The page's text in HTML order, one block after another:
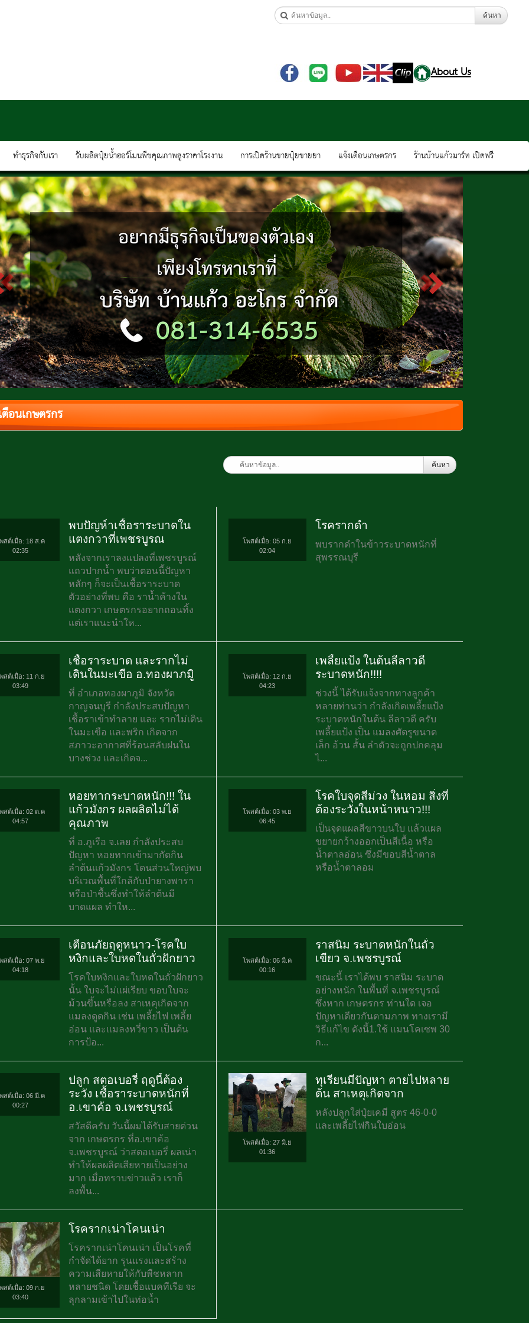
ทำธุรกิจกับเรา รับผลิตปุ๋ยน้ำฮอร์โมนพืชคุณภาพสูงราคาโรงงาน การเปิดร้านขายปุ๋ยขายยา แจ้งเตือนเกษตรกร ร้านบ้านแก้วมาร์ท เปิดฟรี
ค้นหา
About Us
ตือนเกษตรกร
ค้นหา
สต์เมื่อ: 18 ส.ค
02:35
พบปัญห์าเชื้อราระบาดใน
แตงกวาที่เพชรบูรณ
หลังจากเราลงแปลงที่เพชรบูรณ์
แถวปากน้ำ พบว่าตอนนี้ปัญหา
หลักๆ ก็จะเป็นเชื้อราระบาด
ตัวอย่างที่พบ คือ ราน้ำค้างใน
แตงกวา เกษตรกรอยากถอนทิ้ง
แต่เราแนะนำให...
โพสต์เมื่อ: 05 ก.ย
02:04
โรครากดำ
พบรากดำในข้าวระบาดหนักที่
สุพรรณบุรี
สต์เมื่อ: 11 ก.ย
03:49
เชื้อราระบาด และรากไม่
เดินในมะเขือ อ.ทองผาภมูิ
ที่ อำเภอทองผาภูมิ จังหวัด
กาญจนบุรี กำลังประสบปัญหา
เชื้อราเข้าทำลาย และ รากไม่เดิน
ในมะเขือ และพริก เกิดจาก
สภาวะอากาศที่ร้อนสลับฝนใน
บางช่วง และเกิดจ...
โพสต์เมื่อ: 12 ก.ย
04:23
เพลี้ยแป้ง ในต้นลีลาวดี
ระบาดหนัก!!!!
ช่วงนี้ ได้รับแจ้งจากทางลูกค้า
หลายท่านว่า กำลังเกิดเพลี้ยแป้ง
ระบาดหนักในต้น ลีลาวดี ครับ
เพลี้ยแป้ง เป็น แมลงศัตรูขนาด
เล็ก อ้วน สั้น ลำตัวจะถูกปกคลุม
ไ...
สต์เมื่อ: 02 ต.ค
04:57
หอยทากระบาดหนัก!!! ใน
แก้วมังกร ผลผลิตไม่ได้
คุณภาพ
ที่ อ.ภูเรือ จ.เลย กำลังประสบ
ปัญหา หอยทากเข้ามากัดกิน
ลำต้นแก้วมังกร โดนส่วนใหญ่พบ
บริเวณพื้นที่ใกล้กับป่ายางพารา
หรือป่าชื้นซึ่งทำให้ลำต้นมี
บาดแผล ทำให...
โพสต์เมื่อ: 03 พ.ย
06:45
โรคใบจุดสีม่วง ในหอม สิ่งที่
ต้องระวังในหน้าหนาว!!!
เป็นจุดแผลสีขาวบนใบ แล้วแผล
ขยายกว้างออกเป็นสีเนื้อ หรือ
น้ำตาลอ่อน ซึ่งมีขอบสีน้ำตาล
หรือน้ำตาลอม
สต์เมื่อ: 07 พ.ย
04:18
เตือนภัยฤดูหนาว-โรคใบ
หงิกและใบหดในถั่วฝักยาว
โรคใบหงิกและใบหดในถั่วฝักยาว
นั้น ใบจะไม่แผ่เรียบ ขอบใบจะ
ม้วนขึ้นหรือลง สาเหคุเกิดจาก
แมลงดูดกิน เช่น เพลี้ยไฟ เพลี้ย
อ่อน และแมลงหวี่ขาว เป็นต้น
การป้อ...
โพสต์เมื่อ: 06 มี.ค
00:16
ราสนิม ระบาดหนักในถั่ว
เขียว จ.เพชรบูรณ์
ขณะนี้ เราได้พบ ราสนิม ระบาด
อย่างหนัก ในพื้นที่ จ.เพชรบูรณ์
ซึ่งหาก เกษตรกร ท่านใด เจอ
ปัญหาเดียวกันตามภาพ ทางเรามี
วิธีแก้ไข ดังนี้1.ใช้ แมนโคเซพ 30
ก...
สต์เมื่อ: 06 มี.ค
00:27
ปลูก สตอเบอรี่ ฤดูนี้ต้อง
ระวัง เชื้อราระบาดหนักที่
อ.เขาค้อ จ.เพชรบูรณ์
สวัสดีครับ วันนี้ผมได้รับสายด่วน
จาก เกษตรกร ที่อ.เขาค้อ
จ.เพชรบูรณ์ ว่าสตอเบอรี่ ผลเน่า
ทำให้ผลผลิตเสียหายเป็นอย่าง
มาก เมื่อทราบข่าวแล้ว เราก็
ลงพื้น...
โพสต์เมื่อ: 27 มิ.ย
01:36
ทุเรียนมีปัญหา ตายไปหลาย
ต้น สาเหตุเกิดจาก
หลังปลูกใส่ปุ๋ยเคมี สูตร 46-0-0
และเพลี้ยไฟกินใบอ่อน
สต์เมื่อ: 09 ก.ย
03:40
โรครากเน่าโคนเน่า
โรครากเน่าโคนเน่า เป็นโรคที่
กำจัดได้ยาก รุนแรงและสร้าง
ความเสียหายให้กับพืชหลาก
หลายชนิด โดยเชื้อแบคทีเรีย จะ
ลุกลามเข้าไปในท่อน้ำ